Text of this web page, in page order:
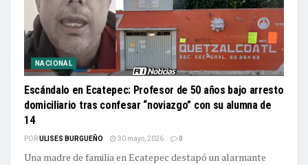
NACIONAL
Escándalo en Ecatepec: Profesor de 50 años bajo arresto
domiciliario tras confesar “noviazgo” con su alumna de
14
PORULISES BURGUEÑO 30 mayo, 2026 0
Una madre de familia en Ecatepec destapó un alarmante